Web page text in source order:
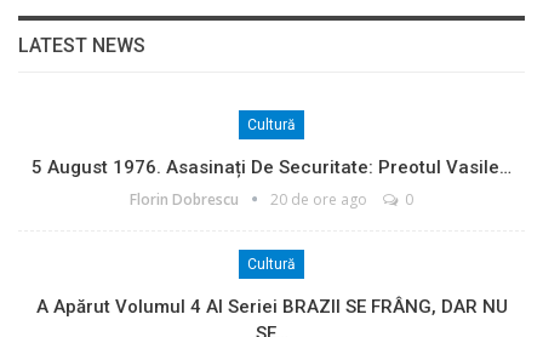
LATEST NEWS
Cultură
5 August 1976. Asasinați De Securitate: Preotul Vasile…
Florin Dobrescu 20 de ore ago 0
Cultură
A Apărut Volumul 4 Al Seriei BRAZII SE FRÂNG, DAR NU